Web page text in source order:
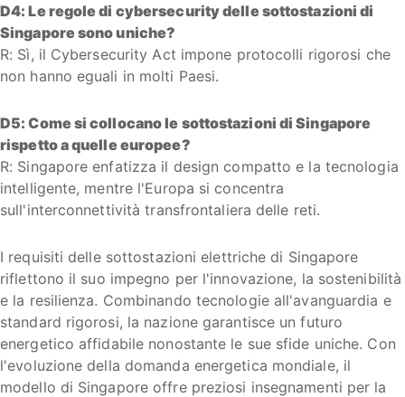
D4: Le regole di cybersecurity delle sottostazioni di
Singapore sono uniche?
R: Sì, il Cybersecurity Act impone protocolli rigorosi che
non hanno eguali in molti Paesi.
D5: Come si collocano le sottostazioni di Singapore
rispetto a quelle europee?
R: Singapore enfatizza il design compatto e la tecnologia
intelligente, mentre l'Europa si concentra
sull'interconnettività transfrontaliera delle reti.
I requisiti delle sottostazioni elettriche di Singapore
riflettono il suo impegno per l'innovazione, la sostenibilità
e la resilienza. Combinando tecnologie all'avanguardia e
standard rigorosi, la nazione garantisce un futuro
energetico affidabile nonostante le sue sfide uniche. Con
l'evoluzione della domanda energetica mondiale, il
modello di Singapore offre preziosi insegnamenti per la